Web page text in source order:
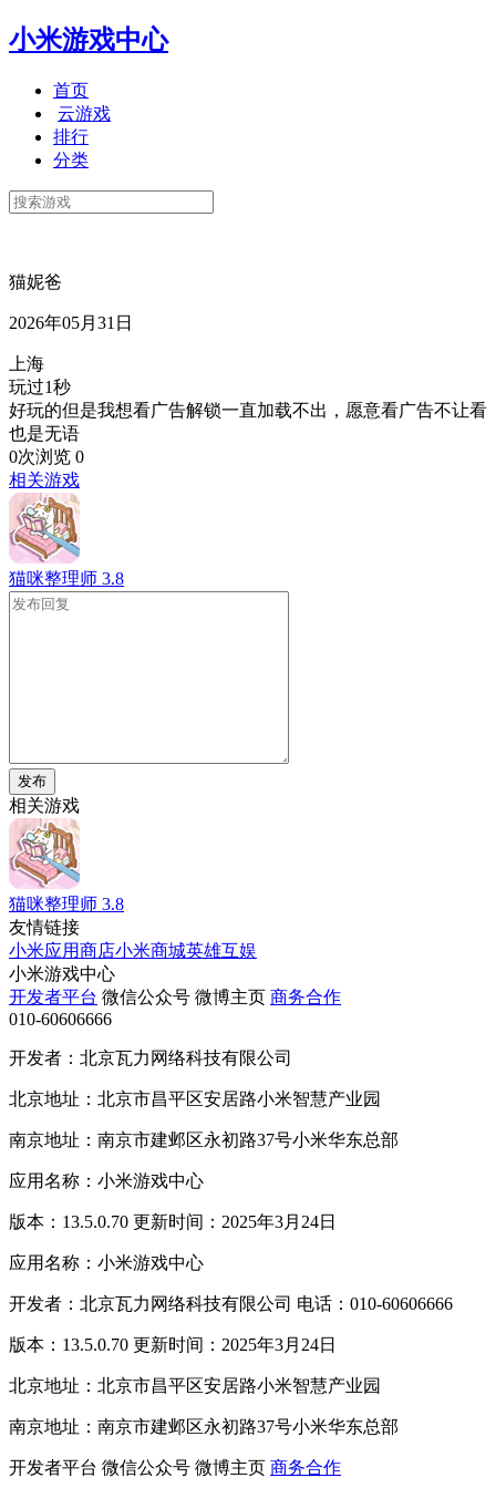
小米游戏中心
首页
云游戏
排行
分类
猫妮爸
2026年05月31日
上海
玩过1秒
好玩的但是我想看广告解锁一直加载不出，愿意看广告不让看
也是无语
0次浏览 0
相关游戏
猫咪整理师 3.8
发布
相关游戏
猫咪整理师 3.8
友情链接
小米应用商店小米商城英雄互娱
小米游戏中心
开发者平台 微信公众号 微博主页 商务合作
010-60606666
开发者：北京瓦力网络科技有限公司
北京地址：北京市昌平区安居路小米智慧产业园
南京地址：南京市建邺区永初路37号小米华东总部
应用名称：小米游戏中心
版本：13.5.0.70 更新时间：2025年3月24日
应用名称：小米游戏中心
开发者：北京瓦力网络科技有限公司 电话：010-60606666
版本：13.5.0.70 更新时间：2025年3月24日
北京地址：北京市昌平区安居路小米智慧产业园
南京地址：南京市建邺区永初路37号小米华东总部
开发者平台 微信公众号 微博主页 商务合作